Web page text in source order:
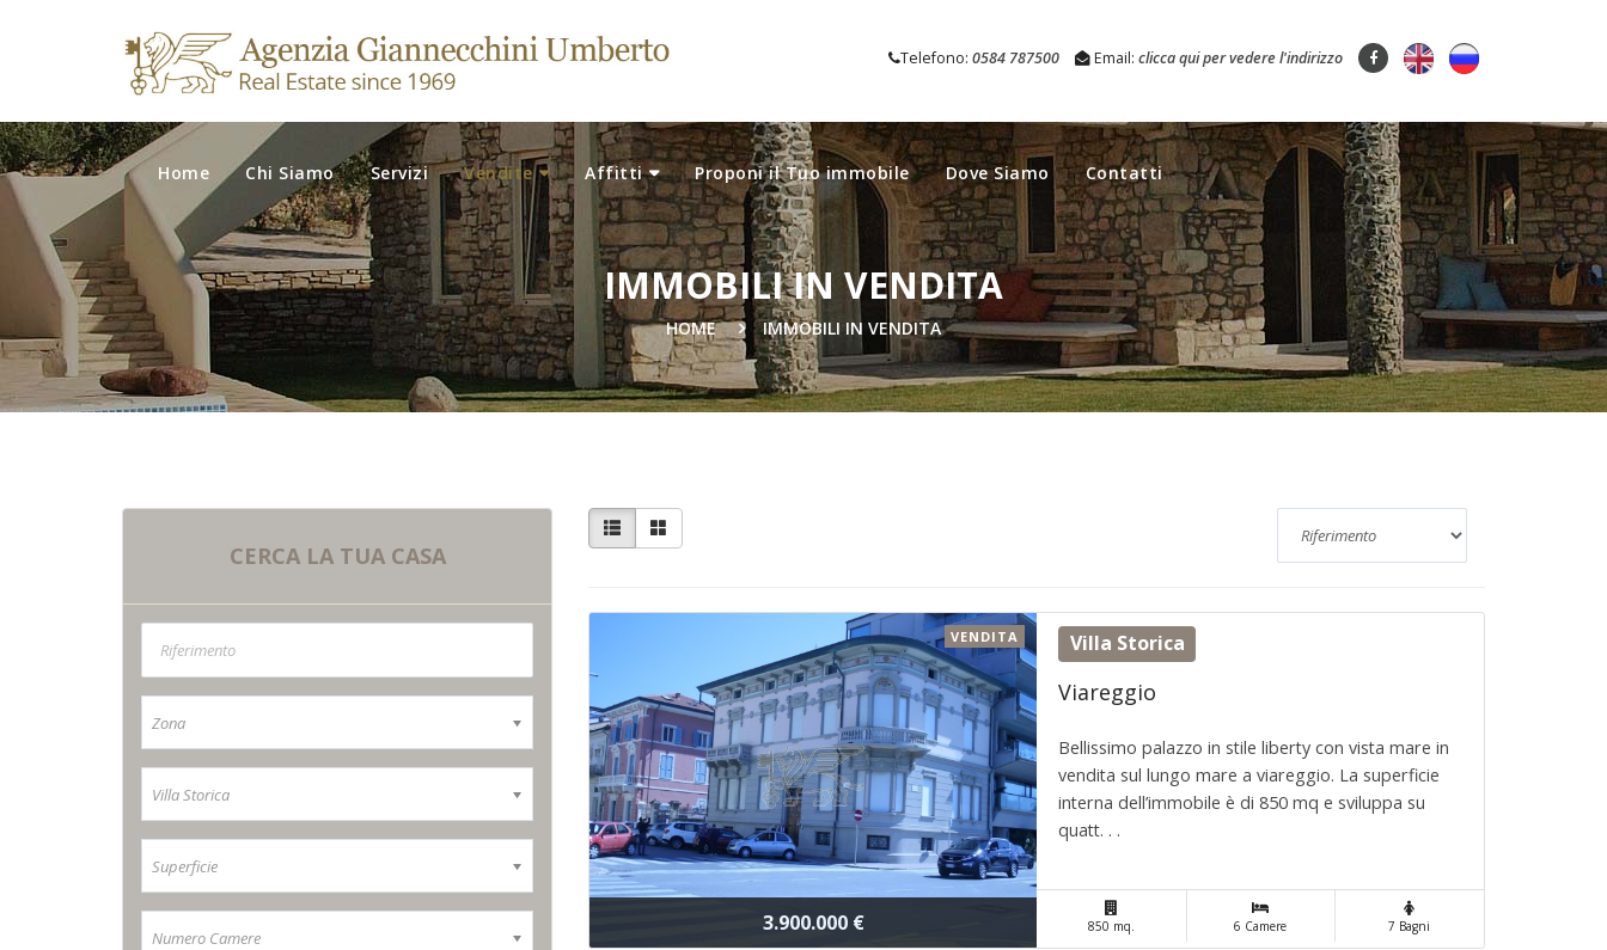
Telefono: 0584 787500 Email: clicca qui per vedere l'indirizzo
Home Chi Siamo Servizi Vendite Affitti Proponi il Tuo immobile Dove Siamo Contatti
IMMOBILI IN VENDITA
HOME IMMOBILI IN VENDITA
CERCA LA TUA CASA
Zona
Villa Storica
Superficie
Numero Camere
3.900.000 €
VENDITA Villa Storica
Viareggio
Bellissimo palazzo in stile liberty con vista mare in
vendita sul lungo mare a viareggio. La superficie
interna dell’immobile è di 850 mq e sviluppa su
quatt. . .
850 mq. 6 Camere 7 Bagni